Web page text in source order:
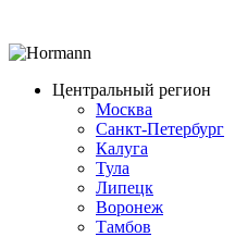
Центральный регион
Москва
Санкт-Петербург
Калуга
Тула
Липецк
Воронеж
Тамбов